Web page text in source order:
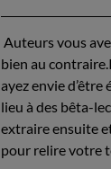
Auteurs vous
bien au
ayez envie d’être
lieu à des bêta-
extraire ensuite
pour relire votre